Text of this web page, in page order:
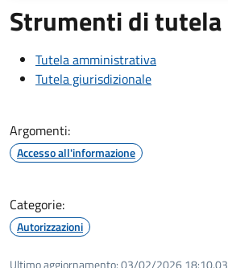
Strumenti di tutela
Tutela amministrativa
Tutela giurisdizionale
Argomenti:
Accesso all'informazione
Categorie:
Autorizzazioni
Ultimo aggiornamento:03/02/2026 18:10.03